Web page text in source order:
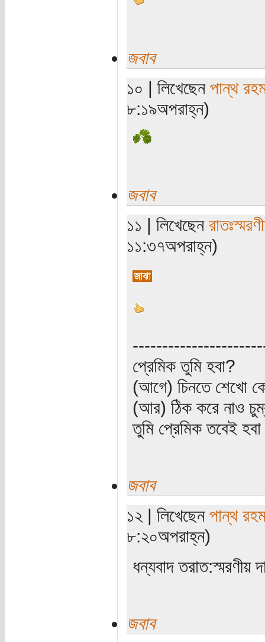
জবাব
১০ | লিখেছেন পান্থ
৮:১৯অপরাহ্ন)
জবাব
১১ | লিখেছেন
১১:৩৭অপরাহ্ন)
প্রেমিক তুমি হবা?
(আগে) চিনতে শেখো
(আর) ঠিক করে নাও
তুমি প্রেমিক তবেই
জবাব
১২ | লিখেছেন পান্থ
৮:২০অপরাহ্ন)
ধন্যবাদ তরাত:স্মরণীয়
জবাব